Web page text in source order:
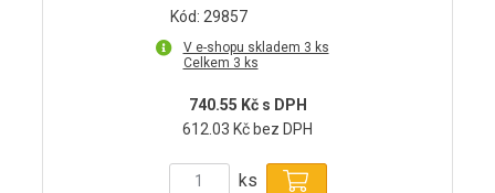
Kód: 29857
V e-shopu skladem 3 ks
Celkem 3 ks
740.55 Kč s DPH
612.03 Kč bez DPH
ks